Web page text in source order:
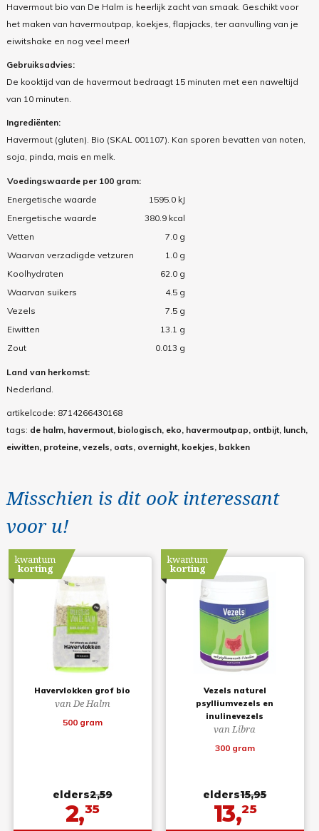
Havermout bio van De Halm is heerlijk zacht van smaak. Geschikt voor
het maken van havermoutpap, koekjes, flapjacks, ter aanvulling van je
eiwitshake en nog veel meer!
Gebruiksadvies:
De kooktijd van de havermout bedraagt 15 minuten met een naweltijd
van 10 minuten.
Ingrediënten:
Havermout (gluten). Bio (SKAL 001107). Kan sporen bevatten van noten,
soja, pinda, mais en melk.
Voedingswaarde per 100 gram:
Energetische waarde
1595.0 kJ
Energetische waarde
380.9 kcal
Vetten
7.0 g
Waarvan verzadigde vetzuren
1.0 g
Koolhydraten
62.0 g
Waarvan suikers
4.5 g
Vezels
7.5 g
Eiwitten
13.1 g
Zout
0.013 g
Land van herkomst:
Nederland.
artikelcode: 8714266430168
tags: de halm, havermout, biologisch, eko, havermoutpap, ontbijt, lunch,
eiwitten, proteine, vezels, oats, overnight, koekjes, bakken
Misschien is dit ook interessant
voor u!
Havervlokken grof bio
van De Halm
500 gram
kwantum
korting
elders2,59
2,35
Vezels naturel
psylliumvezels en
inulinevezels
van Libra
300 gram
kwantum
korting
elders15,95
13,25